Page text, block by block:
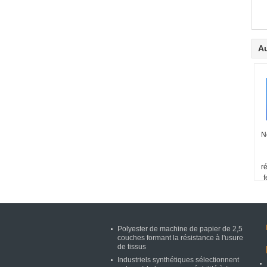
Polyester de machine de papier de 2,5
couches formant la résistance à l'usure
de tissus
Industriels synthétiques sélectionnent